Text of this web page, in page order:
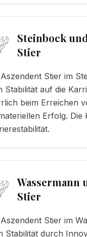
Steinbock
Stier
Stier im
Stabilität auf die
beim Erreichen
Erfolg. Die
Wassermann
Stier
Stier im
Stabilität durch